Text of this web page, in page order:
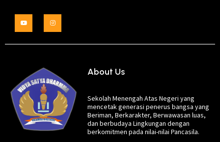
About Us
Sekolah Menengah Atas Negeri yang
mencetak generasi penerus bangsa yang
Beriman, Berkarakter, Berwawasan luas,
dan berbudaya Lingkungan dengan
berkomitmen pada nilai-nilai Pancasila.